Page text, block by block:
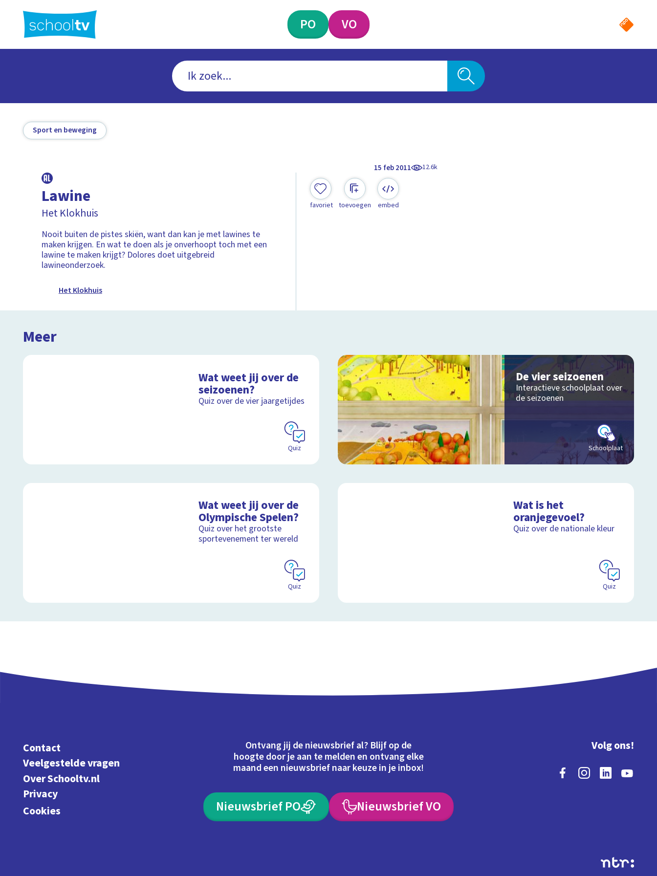
hoofdinhoud
PO VO
Sport en beweging
15 feb 2011 12.6k
Lawine
Het Klokhuis
Nooit buiten de pistes skiën, want dan kan je met lawines te
maken krijgen. En wat te doen als je onverhoopt toch met een
lawine te maken krijgt? Dolores doet uitgebreid
lawineonderzoek.
Het Klokhuis
favoriet toevoegen embed
Meer
Wat weet jij over de
seizoenen?
Quiz over de vier jaargetijdes
Quiz
De vier seizoenen
Interactieve schoolplaat over
de seizoenen
Schoolplaat
Wat weet jij over de
Olympische Spelen?
Quiz over het grootste
sportevenement ter wereld
Quiz
Wat is het
oranjegevoel?
Quiz over de nationale kleur
Quiz
Contact
Veelgestelde vragen
Over Schooltv.nl
Privacy
Cookies
Ontvang jij de nieuwsbrief al? Blijf op de
hoogte door je aan te melden en ontvang elke
maand een nieuwsbrief naar keuze in je inbox!
Nieuwsbrief PO Nieuwsbrief VO
Volg ons!